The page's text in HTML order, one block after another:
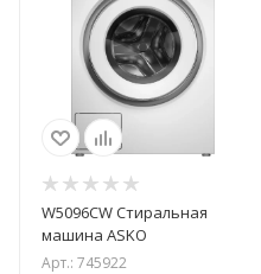
W5096CW Стиральная
машина ASKO
Арт.: 745922